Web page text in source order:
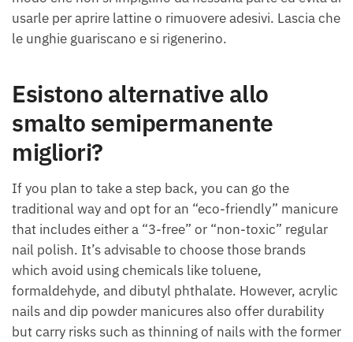
usarle per aprire lattine o rimuovere adesivi. Lascia che
le unghie guariscano e si rigenerino.
Esistono alternative allo
smalto semipermanente
migliori?
If you plan to take a step back, you can go the
traditional way and opt for an “eco-friendly” manicure
that includes either a “3-free” or “non-toxic” regular
nail polish. It’s advisable to choose those brands
which avoid using chemicals like toluene,
formaldehyde, and dibutyl phthalate. However, acrylic
nails and dip powder manicures also offer durability
but carry risks such as thinning of nails with the former